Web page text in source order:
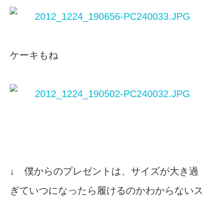
ケーキもね
↓ 僕からのプレゼントは、サイズが大き過
ぎていつになったら履けるのかわからないス